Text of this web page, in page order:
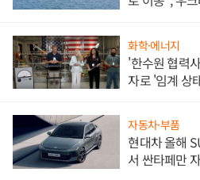
화학·에너지
'한수원 협력
자로 '임계 상
자동차·부품
현대차 올해
서 싼타페만